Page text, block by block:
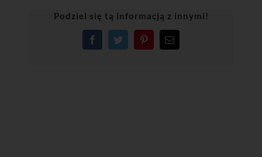
Podziel się tą informacją z innymi!
FacebookTwitterPinterestEmail